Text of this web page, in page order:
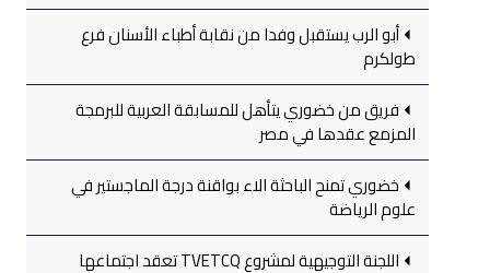
أبو الرب يستقبل وفدا من نقابة أطباء الأسنان فرع
طولكرم
فريق من خضوري يتأهل للمسابقة العربية للبرمجة
المزمع عقدها في مصر
خضوري تمنح الباحثة الاء بواقنة درجة الماجستير في
علوم الرياضة
اللجنة التوجيهية لمشروع TVETCQ تعقد اجتماعها